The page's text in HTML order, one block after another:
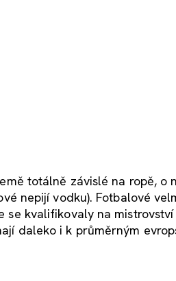
totálně závislé na ropě, o
nepijí vodku). Fotbalové
se kvalifikovaly na mistrovství
daleko i k průměrným